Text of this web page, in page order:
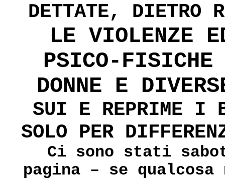
DETTATE, DIETRO
LE VIOLENZE
PSICO-
DONNE E
SUI E REPRIME I
SOLO PER
Ci sono stati
pagina – se